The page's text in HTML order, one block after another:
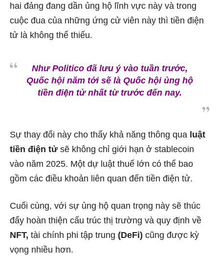
hai đảng đang dần ủng hộ lĩnh vực này và trong
cuộc đua của những ứng cử viên này thì tiền điện
tử là không thể thiếu.
Như Politico đã lưu ý vào tuần trước,
Quốc hội năm tới sẽ là Quốc hội ủng hộ
tiền điện tử nhất từ ​​trước đến nay.
Sự thay đổi này cho thấy khả năng thông qua luật
tiền điện tử sẽ không chỉ giới hạn ở stablecoin
vào năm 2025. Một dự luật thuế lớn có thể bao
gồm các điều khoản liên quan đến tiền điện tử.
Cuối cùng, với sự ủng hộ quan trọng này sẽ thúc
đẩy hoàn thiện cấu trúc thị trường và quy định về
NFT, tài chính phi tập trung (DeFi) cũng được kỳ
vọng nhiều hơn.